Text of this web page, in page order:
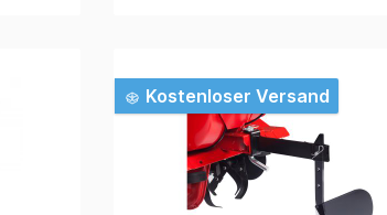
Kostenloser Versand